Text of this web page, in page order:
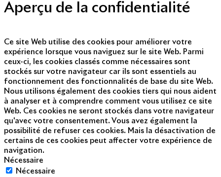
Aperçu de la confidentialité
Ce site Web utilise des cookies pour améliorer votre
expérience lorsque vous naviguez sur le site Web. Parmi
ceux-ci, les cookies classés comme nécessaires sont
stockés sur votre navigateur car ils sont essentiels au
fonctionnement des fonctionnalités de base du site Web.
Nous utilisons également des cookies tiers qui nous aident
à analyser et à comprendre comment vous utilisez ce site
Web. Ces cookies ne seront stockés dans votre navigateur
qu'avec votre consentement. Vous avez également la
possibilité de refuser ces cookies. Mais la désactivation de
certains de ces cookies peut affecter votre expérience de
navigation.
Nécessaire
Nécessaire